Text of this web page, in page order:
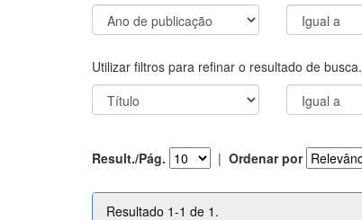
Utilizar filtros para refinar o resultado de busca.
Result./Pág. | Ordenar por
Resultado 1-1 de 1.